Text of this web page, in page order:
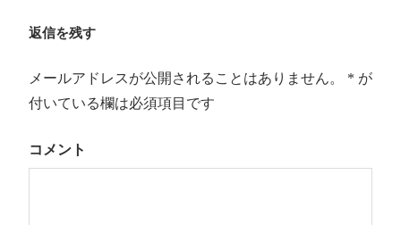
ゲ
ー
シ
事:
返信を残す
メールアドレスが公開されることはありません。 * が
付いている欄は必須項目です
コメント